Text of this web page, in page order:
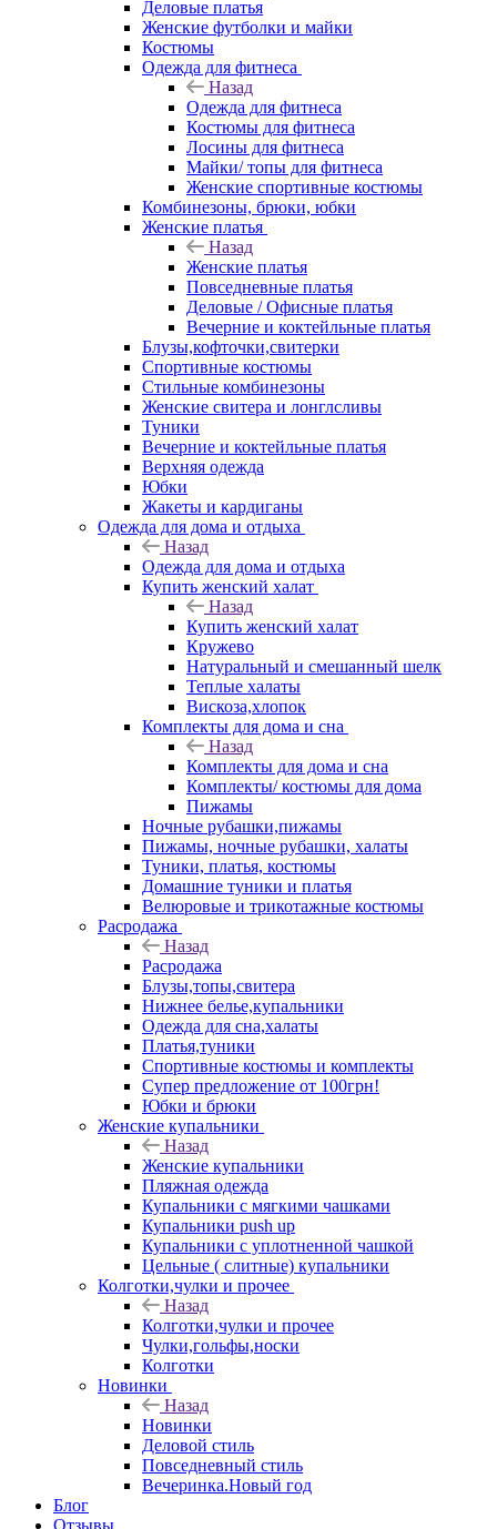
Деловые платья
Женские футболки и майки
Костюмы
Одежда для фитнеса
Назад
Одежда для фитнеса
Костюмы для фитнеса
Лосины для фитнеса
Майки/ топы для фитнеса
Женские спортивные костюмы
Комбинезоны, брюки, юбки
Женские платья
Назад
Женские платья
Повседневные платья
Деловые / Офисные платья
Вечерние и коктейльные платья
Блузы,кофточки,свитерки
Спортивные костюмы
Стильные комбинезоны
Женские свитера и лонглсливы
Туники
Вечерние и коктейльные платья
Верхняя одежда
Юбки
Жакеты и кардиганы
Одежда для дома и отдыха
Назад
Одежда для дома и отдыха
Купить женский халат
Назад
Купить женский халат
Кружево
Натуральный и смешанный шелк
Теплые халаты
Вискоза,хлопок
Комплекты для дома и сна
Назад
Комплекты для дома и сна
Комплекты/ костюмы для дома
Пижамы
Ночные рубашки,пижамы
Пижамы, ночные рубашки, халаты
Туники, платья, костюмы
Домашние туники и платья
Велюровые и трикотажные костюмы
Расродажа
Назад
Расродажа
Блузы,топы,свитера
Нижнее белье,купальники
Одежда для сна,халаты
Платья,туники
Спортивные костюмы и комплекты
Супер предложение от 100грн!
Юбки и брюки
Женские купальники
Назад
Женские купальники
Пляжная одежда
Купальники с мягкими чашками
Купальники push up
Купальники с уплотненной чашкой
Цельные ( слитные) купальники
Колготки,чулки и прочее
Назад
Колготки,чулки и прочее
Чулки,гольфы,носки
Колготки
Новинки
Назад
Новинки
Деловой стиль
Повседневный стиль
Вечеринка.Новый год
Блог
Отзывы